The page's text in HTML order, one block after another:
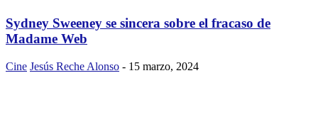
Sydney Sweeney se sincera sobre el fracaso de
Madame Web
Cine Jesús Reche Alonso - 15 marzo, 2024